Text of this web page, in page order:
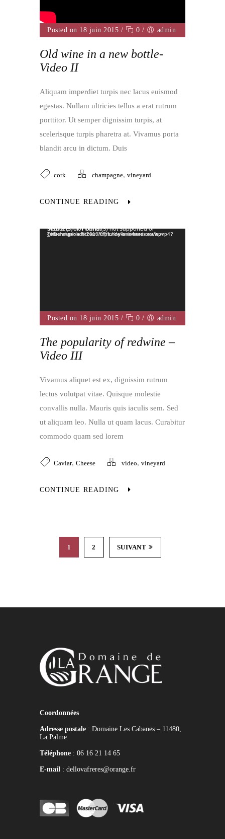
Posted on 18 juin 2015 / 0 / admin
Old wine in a new bottle-
Video II
Aliquam imperdiet turpis nec lacus euismod
egestas. Nullam ultricies tellus a erat rutrum
porttitor. Ut semper dignissim turpis, at
scelerisque turpis pharetra at. Vivamus porta
blandit arcu in dictum. Duis
cork champagne, vineyard
CONTINUE READING
Lecteur vidéoMedia error: Format(s) not supported or source(s) not found
Télécharger le fichier: https://dellova-freres.eu/wp-content/uploads/2018/07/funny-animated-movie.mp4?_=1
Posted on 18 juin 2015 / 0 / admin
The popularity of redwine –
Video III
Vivamus aliquet est ex, dignissim rutrum
lectus volutpat vitae. Quisque molestie
convallis nulla. Mauris quis iaculis sem. Sed
ut aliquam leo. Nulla ut quam lacus. Curabitur
commodo quam sed lorem
Caviar, Cheese video, vineyard
CONTINUE READING
1 2 SUIVANT
Coordonnées
Adresse postale : Domaine Les Cabanes – 11480,
La Palme
Téléphone : 06 16 21 14 65
E-mail : dellovafreres@orange.fr